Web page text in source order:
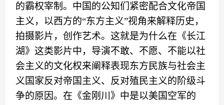
的霸权宰制。中国的公知们 紧密配合文化帝国
主义， 以西方的“东方主义”视角来解释历史，
拍摄影片，创作艺术。这就是为什么在《长江
湖》这类影片中，导演不敢、 不愿、 不能以社
会主义的文化权来阐释表现东方民族与社会主
义 国家反对帝国主义、反对殖民主义的阶级斗
争的原因。在 《金刚 川 》 中是以美国空军的